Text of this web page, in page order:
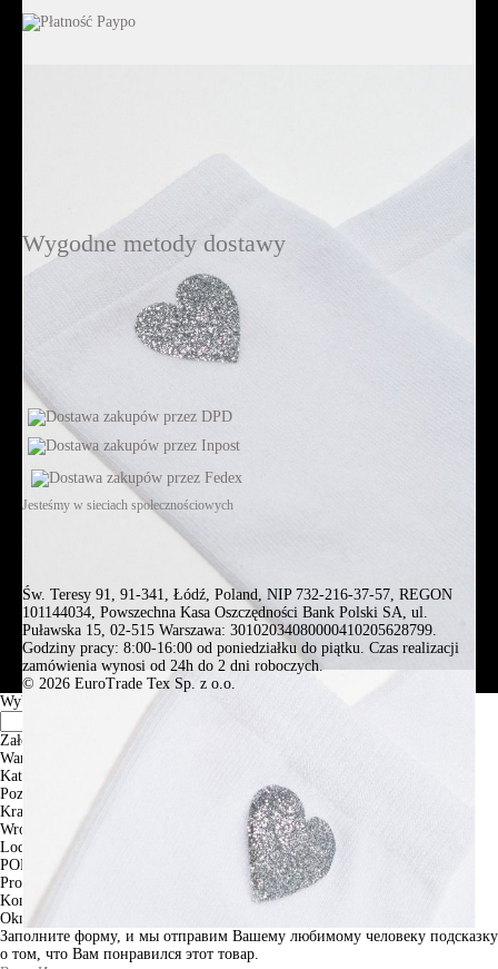
Wygodne metody dostawy
Jesteśmy w sieciach społecznościowych
Św. Teresy 91, 91-341, Łódź, Poland, NIP 732-216-37-57, REGON
101144034, Powszechna Kasa Oszczędności Bank Polski SA, ul.
Puławska 15, 02-515 Warszawa: 30102034080000410205628799.
Godziny pracy: 8:00-16:00 od poniedziałku do piątku. Czas realizacji
zamówienia wynosi od 24h do 2 dni roboczych.
© 2026 EuroTrade Tex Sp. z o.o.
Wybierz miasta
Założenia
Warszawa
Katowice
Poznan
Krakow
Wroclaw
Lodz
PODGLĄD
Produkt w koszyku
Kontynuuj zakupy
Okno informacyjne
Заполните форму, и мы отправим Вашему любимому человеку подсказку
о том, что Вам понравился этот товар.